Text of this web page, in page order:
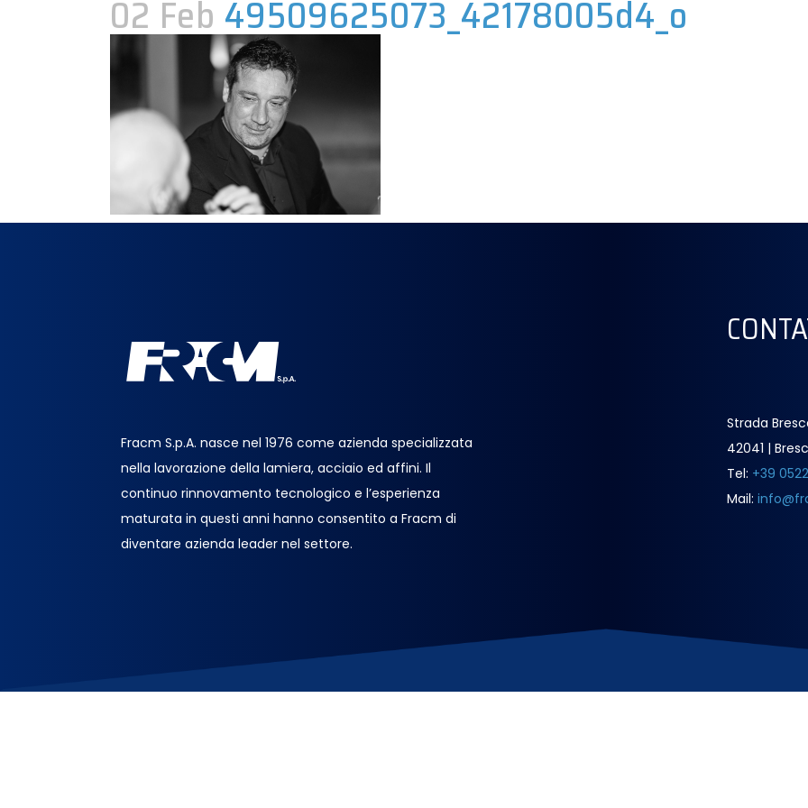
02 Feb 49509625073_42178005d4_o
Fracm S.p.A. nasce nel 1976 come azienda specializzata
nella lavorazione della lamiera, acciaio ed affini. Il
continuo rinnovamento tecnologico e l’esperienza
maturata in questi anni hanno consentito a Fracm di
diventare azienda leader nel settore.
Strada
42041 |
Tel: +39
Mail: